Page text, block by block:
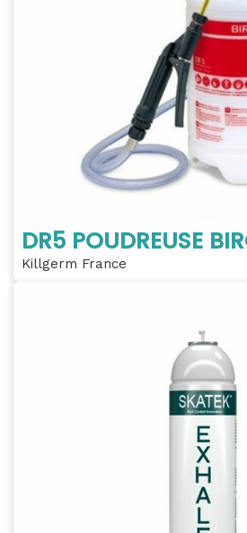
DR5 POUDREUSE
Killgerm France